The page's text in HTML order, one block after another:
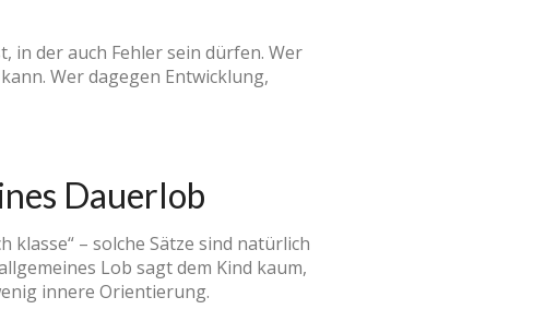
in der auch Fehler sein dürfen. Wer
Wer dagegen Entwicklung,
Dauerlob
klasse“ – solche Sätze sind natürlich
Lob sagt dem Kind kaum,
innere Orientierung.